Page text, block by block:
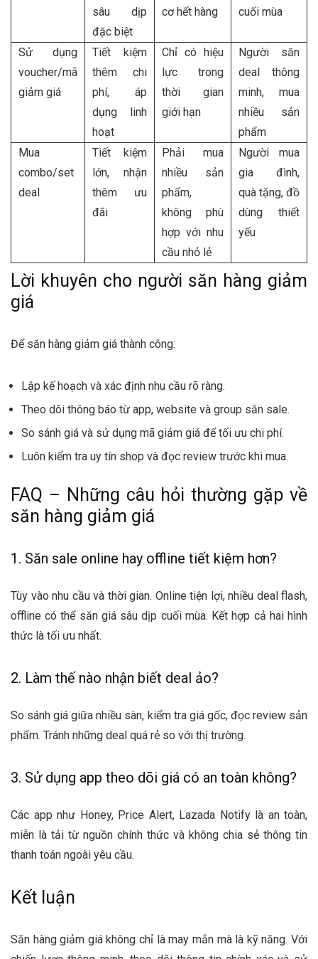
sâu dịp
đặc biệt
cơ hết hàng
cuối mùa
Sử dụng
voucher/mã
giảm giá
Tiết kiệm
thêm chi
phí, áp
dụng linh
hoạt
Chỉ có hiệu
lực trong
thời gian
giới hạn
Người săn
deal thông
minh, mua
nhiều sản
phẩm
Mua
combo/set
deal
Tiết kiệm
lớn, nhận
thêm ưu
đãi
Phải mua
nhiều sản
phẩm,
không phù
hợp với nhu
cầu nhỏ lẻ
Người mua
gia đình,
quà tặng, đồ
dùng thiết
yếu
Lời khuyên cho người săn hàng giảm
giá
Để săn hàng giảm giá thành công:
Lập kế hoạch và xác định nhu cầu rõ ràng.
Theo dõi thông báo từ app, website và group săn sale.
So sánh giá và sử dụng mã giảm giá để tối ưu chi phí.
Luôn kiểm tra uy tín shop và đọc review trước khi mua.
FAQ – Những câu hỏi thường gặp về
săn hàng giảm giá
1. Săn sale online hay offline tiết kiệm hơn?
Tùy vào nhu cầu và thời gian. Online tiện lợi, nhiều deal flash,
offline có thể săn giá sâu dịp cuối mùa. Kết hợp cả hai hình
thức là tối ưu nhất.
2. Làm thế nào nhận biết deal ảo?
So sánh giá giữa nhiều sàn, kiểm tra giá gốc, đọc review sản
phẩm. Tránh những deal quá rẻ so với thị trường.
3. Sử dụng app theo dõi giá có an toàn không?
Các app như Honey, Price Alert, Lazada Notify là an toàn,
miễn là tải từ nguồn chính thức và không chia sẻ thông tin
thanh toán ngoài yêu cầu.
Kết luận
Săn hàng giảm giá không chỉ là may mắn mà là kỹ năng. Với